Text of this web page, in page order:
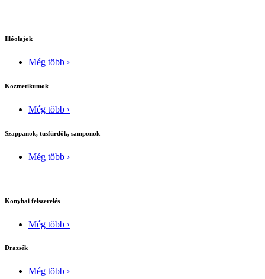
Illóolajok
Még több ›
Kozmetikumok
Még több ›
Szappanok, tusfürdők, samponok
Még több ›
Konyhai felszerelés
Még több ›
Drazsék
Még több ›